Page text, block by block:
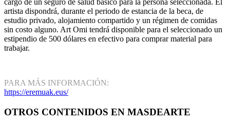
cargo de un seguro de salud básico para la persona seleccionada. El
artista dispondrá, durante el periodo de estancia de la beca, de
estudio privado, alojamiento compartido y un régimen de comidas
sin costo alguno. Art Omi tendrá disponible para el seleccionado un
estipendio de 500 dólares en efectivo para comprar material para
trabajar.
PARA MÁS INFORMACIÓN:
https://eremuak.eus/
OTROS CONTENIDOS EN MASDEARTE